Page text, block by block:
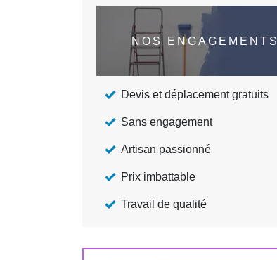
NOS ENGAGEMENTS
Devis et déplacement gratuits
Sans engagement
Artisan passionné
Prix imbattable
Travail de qualité